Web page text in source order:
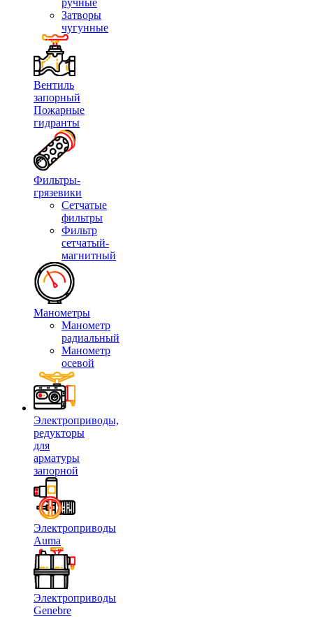
ручные
Затворы
чугунные
Вентиль
запорный
Пожарные
гидранты
Фильтры-
грязевики
Сетчатые
фильтры
Фильтр
сетчатый-
магнитный
Манометры
Манометр
радиальный
Манометр
осевой
Электроприводы,
редукторы
для
арматуры
запорной
Электроприводы
Auma
Электроприводы
Genebre